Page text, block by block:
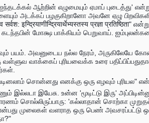
ஆற்றின் எழுமையும் ஏமாப்
அடக்கப் பழகுகிறானோ அவனே ஏழு
इन्द्रियाणीन्द्रियार्थेभ्यस्तस्य प्रज्ञा
மோக்ஷ பாக்கியம் பெறுவாய்.
பயம். அவனுடைய நல்ல நேரம், அருகிலேயே
வாக்கைப் புரியவைக்க உரை
சொன்னது எனக்கு ஒரு எழவும் புரியல"
இல்லடா இயேசு. உன்ன 'மூடிட்டு இரு'
சொல்லிருப்பாரு: 'கல்லாதான் சொற்கா
என்பது முலைகள் வளராத ஒரு பெண்